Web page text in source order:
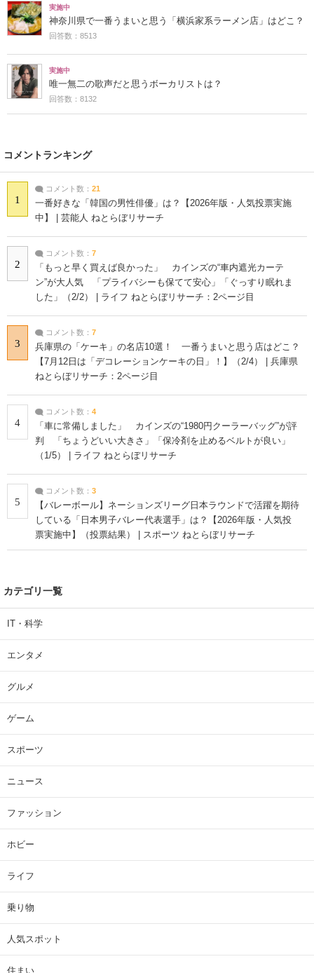
実施中
神奈川県で一番うまいと思う「横浜家系ラーメン店」はどこ？
回答数：8513
実施中
唯一無二の歌声だと思うボーカリストは？
回答数：8132
コメントランキング
1
コメント数： 21
一番好きな「韓国の男性俳優」は？【2026年版・人気投票実施
中】 | 芸能人 ねとらぼリサーチ
2
コメント数： 7
「もっと早く買えば良かった」 カインズの“車内遮光カーテ
ン”が大人気 「プライバシーも保てて安心」「ぐっすり眠れま
した」（2/2） | ライフ ねとらぼリサーチ：2ページ目
3
コメント数： 7
兵庫県の「ケーキ」の名店10選！ 一番うまいと思う店はどこ？
【7月12日は「デコレーションケーキの日」！】（2/4） | 兵庫県
ねとらぼリサーチ：2ページ目
4
コメント数： 4
「車に常備しました」 カインズの“1980円クーラーバッグ”が評
判 「ちょうどいい大きさ」「保冷剤を止めるベルトが良い」
（1/5） | ライフ ねとらぼリサーチ
5
コメント数： 3
【バレーボール】ネーションズリーグ日本ラウンドで活躍を期待
している「日本男子バレー代表選手」は？【2026年版・人気投
票実施中】（投票結果） | スポーツ ねとらぼリサーチ
カテゴリ一覧
IT・科学
エンタメ
グルメ
ゲーム
スポーツ
ニュース
ファッション
ホビー
ライフ
乗り物
人気スポット
住まい